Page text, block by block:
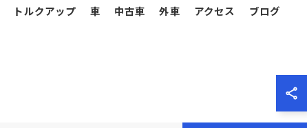
トルクアップ 車 中古車 外車 アクセス
ブログ